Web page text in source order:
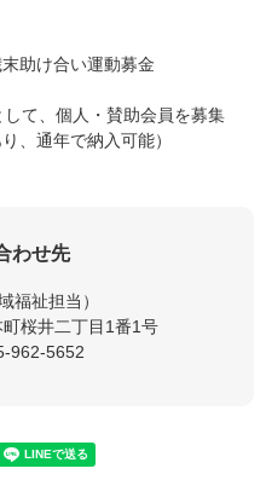
助け合い運動募金
て、個人・賛助会員を募集
、通年で納入可能）
わせ先
福祉担当
桜井二丁目1番1号
962-5652